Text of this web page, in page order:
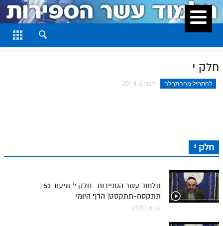
סגור
חלק ב
חלק ו
חלק ז
חלק ח
חלק י
להתחיל מההתחלה דצמ 2, 2014
חלק י
תלמוד עשר הספירות -חלק י' שיעור 53 |
תתקסח-תתקסט| הדף היומי
נוב 6, 2020